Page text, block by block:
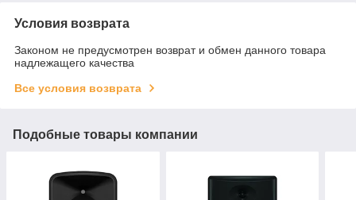
Условия возврата
Законом не предусмотрен возврат и обмен данного товара
надлежащего качества
Все условия возврата
Подобные товары компании